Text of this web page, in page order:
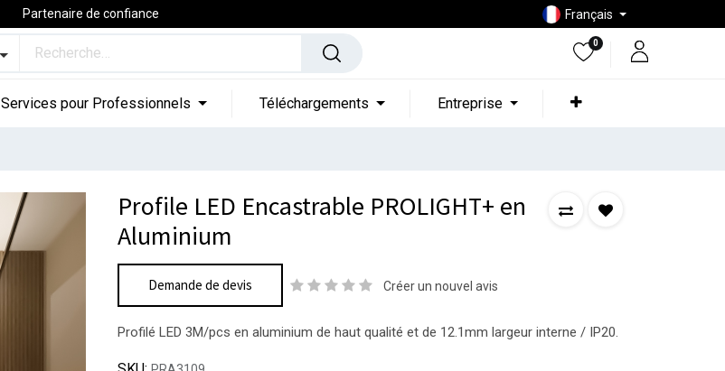
Partenaire de confiance Français
0
Services pour Professionnels Téléchargements Entreprise
Profile LED Encastrable PROLIGHT+ en
Aluminium
Demande de devis Créer un nouvel avis
Profilé LED 3M/pcs en aluminium de haut qualité et de 12.1mm largeur interne / IP20.